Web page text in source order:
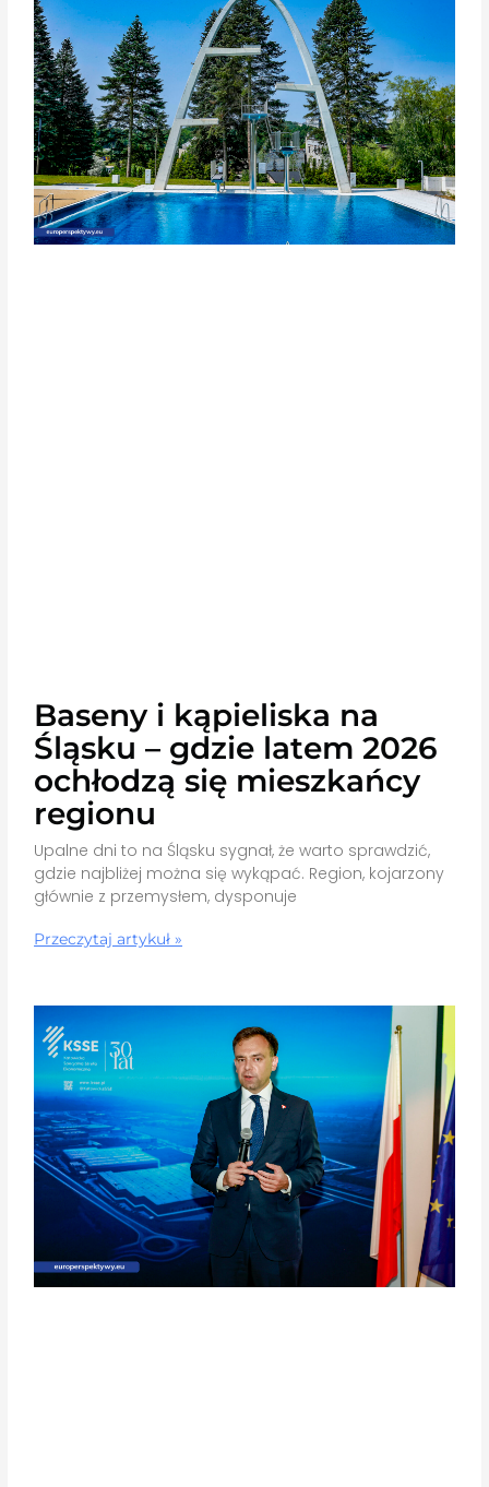
Baseny i kąpieliska na
Śląsku – gdzie latem 2026
ochłodzą się mieszkańcy
regionu
Upalne dni to na Śląsku sygnał, że warto sprawdzić,
gdzie najbliżej można się wykąpać. Region, kojarzony
głównie z przemysłem, dysponuje
Przeczytaj artykuł »